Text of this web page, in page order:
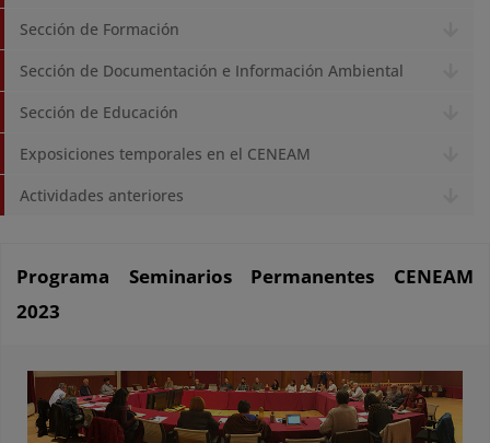
Sección de Formación
Sección de Documentación e Información Ambiental
Sección de Educación
Exposiciones temporales en el CENEAM
Actividades anteriores
Programa Seminarios Permanentes CENEAM
2023